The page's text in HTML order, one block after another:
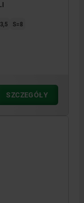
S=8
SZCZEGÓŁY